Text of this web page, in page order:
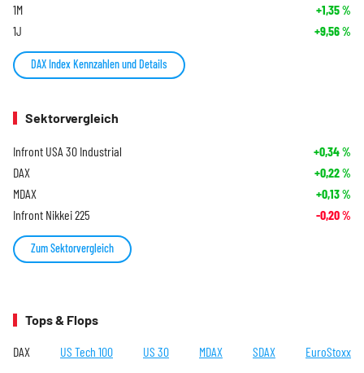
1M +1,35%
1J +9,56%
DAX Index Kennzahlen und Details
Sektorvergleich
Infront USA 30 Industrial +0,34%
DAX +0,22%
MDAX +0,13%
Infront Nikkei 225 -0,20%
Zum Sektorvergleich
Tops & Flops
DAX US Tech 100 US 30 MDAX SDAX EuroStoxx